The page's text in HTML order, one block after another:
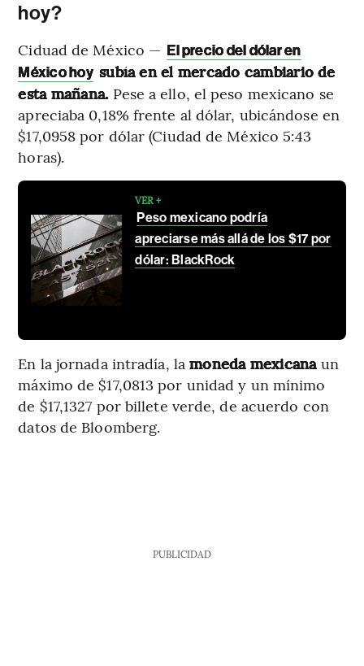
hoy?
Ciduad de México — El precio del dólar en
México hoy subía en el mercado cambiario de
esta mañana. Pese a ello, el peso mexicano se
apreciaba 0,18% frente al dólar, ubicándose en
$17,0958 por dólar (Ciudad de México 5:43
horas).
VER +
Peso mexicano podría
apreciarse más allá de los $17 por
dólar: BlackRock
En la jornada intradía, lamoneda mexicanaun
máximo de $17,0813 por unidad y un mínimo
de $17,1327 por billete verde, de acuerdo con
datos de Bloomberg.
PUBLICIDAD